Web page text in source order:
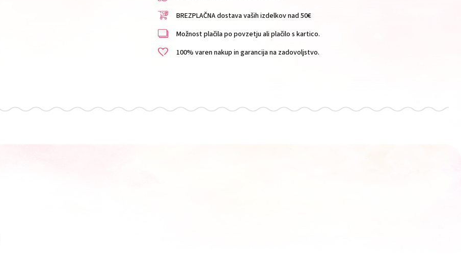
BREZPLAČNA dostava vaših izdelkov nad 50€
Možnost plačila po povzetju ali plačilo s kartico.
100% varen nakup in garancija na zadovoljstvo.